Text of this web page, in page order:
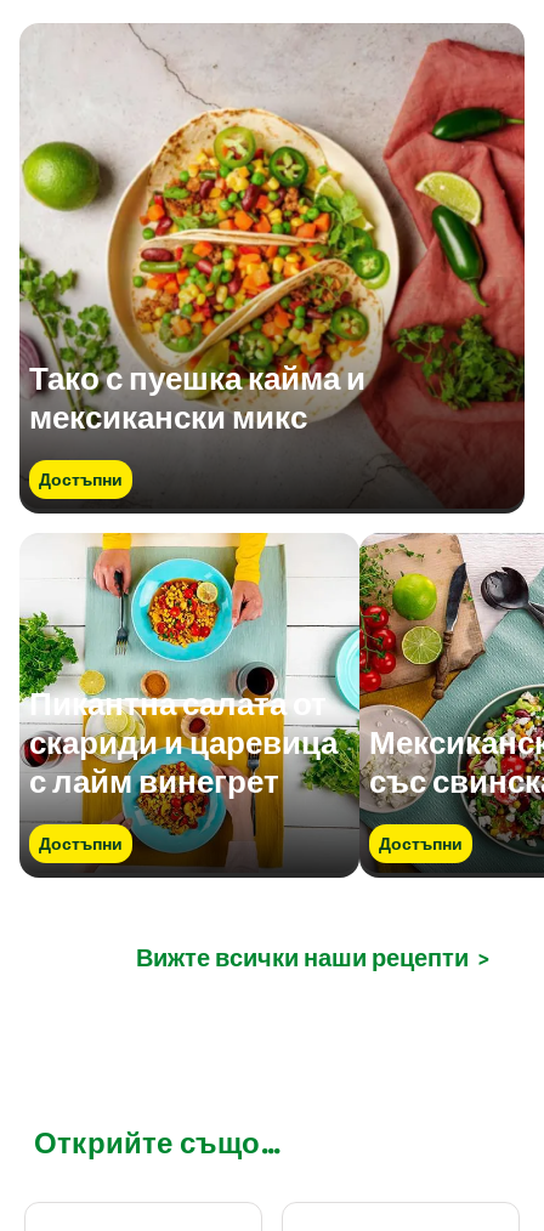
Тако с пуешка кайма и
мексикански микс
Достъпни
Пикантна салата от
скариди и царевица
с лайм винегрет
Достъпни
със
Достъпни
Вижте всички наши рецепти >
Открийте също...